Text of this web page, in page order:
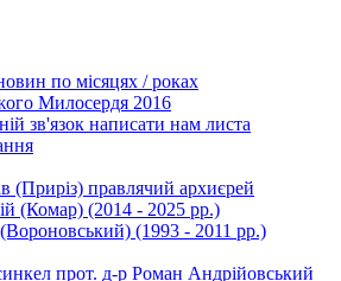
по місяцях / роках
Милосердя 2016
зв'язок написати нам листа
(Приріз) правлячий архиєрей
(Комар) (2014 - 2025 рр.)
(1993 - 2011 рр.)
прот. д-р Роман Андрійовський